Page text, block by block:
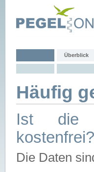
Überblick
Häufig
Ist die
kostenfrei?
Die Daten